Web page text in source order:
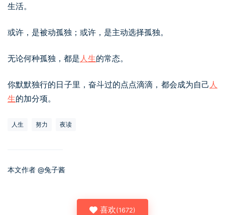
生活。
或许，是被动孤独；或许，是主动选择孤独。
无论何种孤独，都是 人生的常态。
你默默独行的日子里，奋斗过的点点滴滴，都会成为自己 人
生的加分项。
人生 努力 夜读
本文作者 @兔子酱
喜欢(1672)